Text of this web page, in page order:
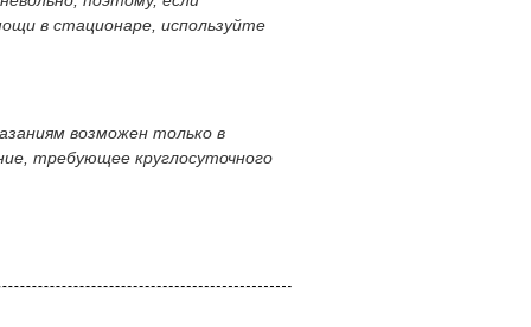
в стационаре, используйте
возможен только в
требующее круглосуточного